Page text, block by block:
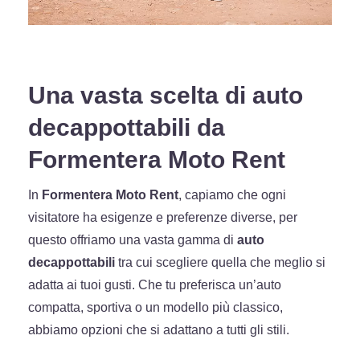
Una vasta scelta di auto
decappottabili da
Formentera Moto Rent
In Formentera Moto Rent, capiamo che ogni
visitatore ha esigenze e preferenze diverse, per
questo offriamo una vasta gamma di auto
decappottabili tra cui scegliere quella che meglio si
adatta ai tuoi gusti. Che tu preferisca un’auto
compatta, sportiva o un modello più classico,
abbiamo opzioni che si adattano a tutti gli stili.